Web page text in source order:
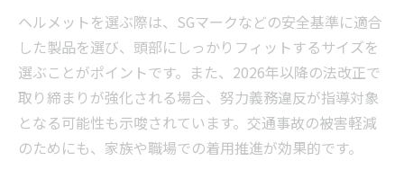
ヘルメットを選ぶ際は、SGマークなどの安全基準に適合
した製品を選び、頭部にしっかりフィットするサイズを
選ぶことがポイントです。また、2026年以降の法改正で
取り締まりが強化される場合、努力義務違反が指導対象
となる可能性も示唆されています。交通事故の被害軽減
のためにも、家族や職場での着用推進が効果的です。